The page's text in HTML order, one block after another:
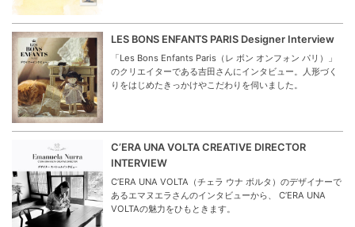
LES BONS ENFANTS PARIS Designer Interview
「Les Bons Enfants Paris（レ ボン オンフォン パリ）」
のクリエイターである吉田さんにインタビュー。人形づく
りをはじめたきっかけやこだわりを伺いました。
C’ERA UNA VOLTA CREATIVE DIRECTOR
INTERVIEW
C’ERA UNA VOLTA（チェラ ウナ ボルタ）のデザイナーで
あるエマヌエラさんのインタビューから、 C’ERA UNA
VOLTAの魅力をひもときます。